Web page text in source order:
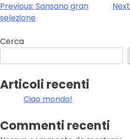
Navigazione
articoli
Previous: Sansano gran
selezione
Cerca
Articoli recenti
Ciao mondo!
Commenti recenti